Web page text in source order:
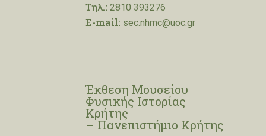
Τηλ.: 2810 393276
E-mail: sec.nhmc@uoc.gr
Έκθεση Μουσείου
Φυσικής Ιστορίας
Κρήτης
– Πανεπιστήμιο Κρήτης